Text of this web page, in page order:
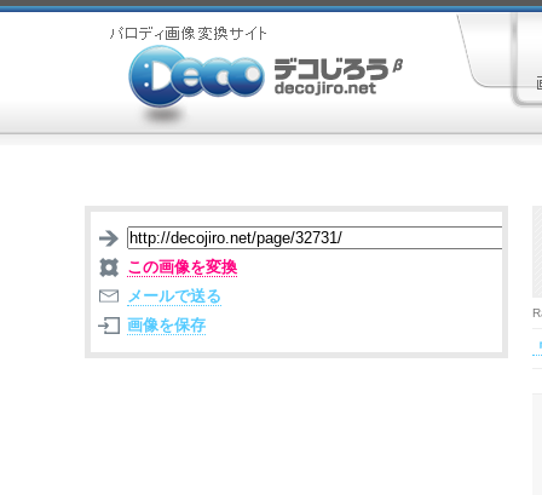
この画像を変換
メールで送る
画像を保存